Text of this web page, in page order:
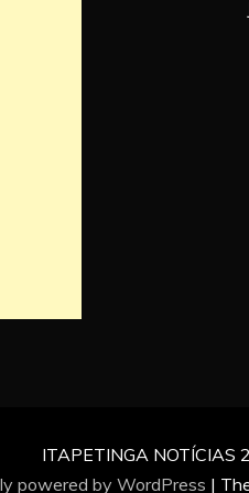
ITAPETINGA NOTÍCIAS
powered by WordPress |